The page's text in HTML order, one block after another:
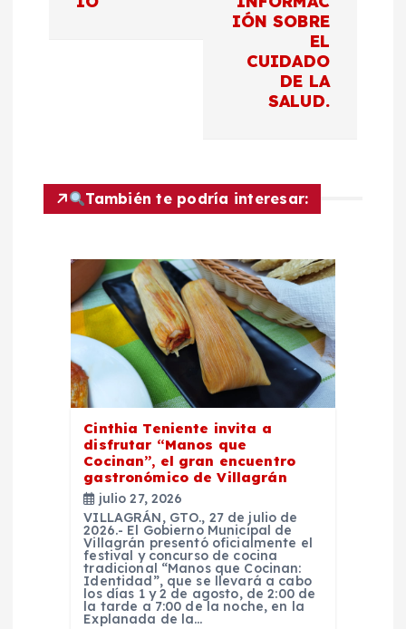
IÓN SOBRE
EL
CUIDADO
DE LA
SALUD.
También te podría interesar:
Cinthia Teniente invita a
disfrutar “Manos que
Cocinan”, el gran encuentro
gastronómico de Villagrán
julio 27, 2026
VILLAGRÁN, GTO., 27 de julio de
2026.- El Gobierno Municipal de
Villagrán presentó oficialmente el
festival y concurso de cocina
tradicional “Manos que Cocinan:
Identidad”, que se llevará a cabo
los días 1 y 2 de agosto, de 2:00 de
la tarde a 7:00 de la noche, en la
Explanada de la…